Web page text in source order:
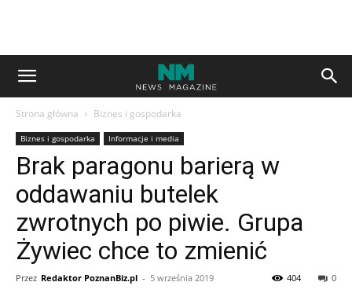
Strona główna Biznes i gospodarka
Biznes i gospodarka Informacje i media
Brak paragonu barierą w
oddawaniu butelek
zwrotnych po piwie. Grupa
Żywiec chce to zmienić
Przez Redaktor PoznanBiz.pl - 5 września 2019 0
404